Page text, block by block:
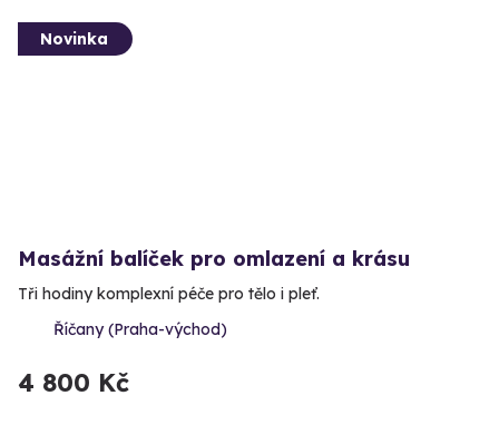
Novinka
Masážní balíček pro omlazení a krásu
Tři hodiny komplexní péče pro tělo i pleť.
Říčany (Praha-východ)
4 800 Kč